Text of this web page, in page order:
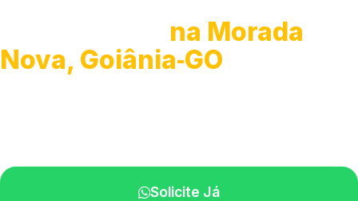
na Morada
Nova, Goiânia‑GO
Solicite Já